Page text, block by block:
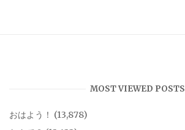
MOST VIEWED POSTS
おはよう！ (13,878)